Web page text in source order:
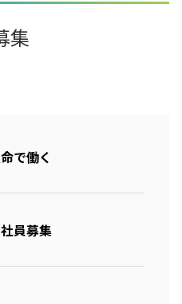
集
で働く
員募集